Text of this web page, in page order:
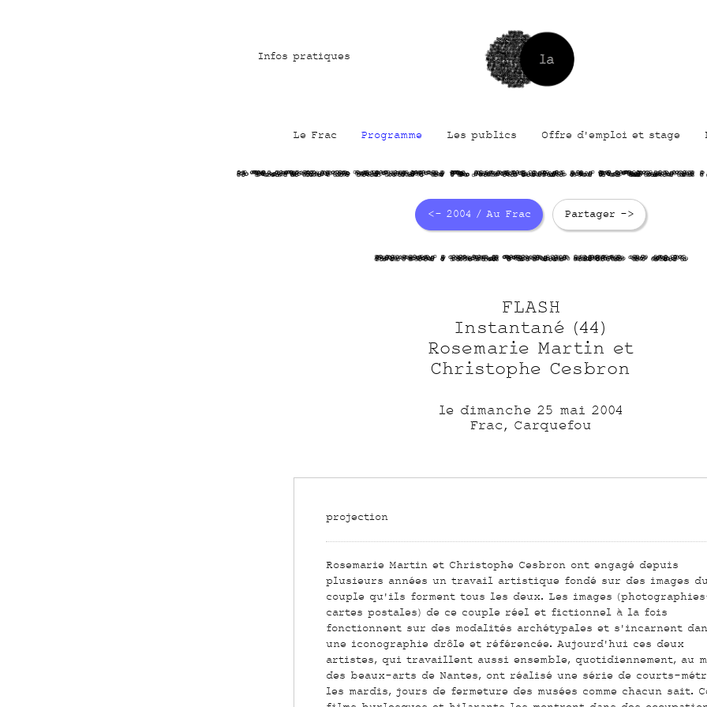
Infos pratiques
Le Frac Programme Les publics Offre d'emploi et stage
aR K5JhizKT9Ddn6EW7jQ8vC5wzCMfN5SsC GKjlPZU6Rv5dodpckpv CXJpG3Ji5Kkkf1ksvp1tE
<- 2004 / Au Frac Partager ->
e76tSSX8RpC 0In2zhFEL5q0SPpot6ZeFNTxM79sI iUboaW
FLASH
Instantané (44)
Rosemarie Martin et
Christophe Cesbron
le dimanche 25 mai 2004
Frac, Carquefou
projection
Rosemarie Martin et Christophe Cesbron ont engagé depuis
plusieurs années un travail artistique fondé sur des images du
couple qu'ils forment tous les deux. Les images
cartes postales) de ce couple réel et fictionnel à la fois
fonctionnent sur des modalités archétypales et s'incarnent
une iconographie drôle et référencée. Aujourd'hui ces deux
artistes, qui travaillent aussi ensemble, quotidiennement, au
des beaux-arts de Nantes, ont réalisé une série de courts-
les mardis, jours de fermeture des musées comme chacun sait.